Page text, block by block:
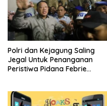
Polri dan Kejagung Saling
Jegal Untuk Penanganan
Peristiwa Pidana Febrie